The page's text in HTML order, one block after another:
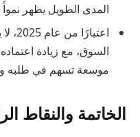
المدى الطويل يظهر
السوق، مع زيادة
موسعة تسهم في طلبه
الخاتمة والنقاط